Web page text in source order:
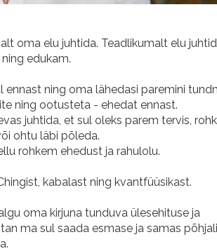
oma elu juhtida. Teadlikumalt elu
edukam.
ennast ning oma lähedasi paremini
ning ootusteta - ehedat ennast.
juhtida, et sul oleks parem tervis,
ohtu läbi põleda.
rohkem ehedust ja rahulolu.
kabalast ning kvantfüüsikast.
oma kirjuna tunduva ülesehituse ja
ma sul saada esmase ja samas